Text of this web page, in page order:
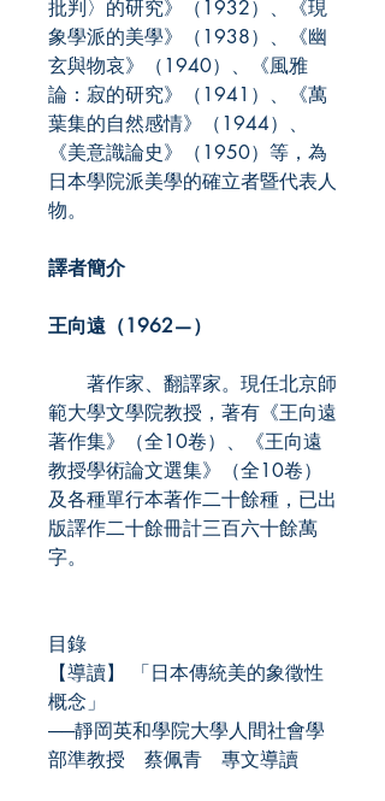
批判〉的研究》（1932）、《現
象學派的美學》（1938）、《幽
玄與物哀》（1940）、《風雅
論：寂的研究》（1941）、《萬
葉集的自然感情》（1944）、
《美意識論史》（1950）等，為
日本學院派美學的確立者暨代表人
物。
譯者簡介
王向遠（1962—）
著作家、翻譯家。現任北京師
範大學文學院教授，著有《王向遠
著作集》（全10卷）、《王向遠
教授學術論文選集》（全10卷）
及各種單行本著作二十餘種，已出
版譯作二十餘冊計三百六十餘萬
字。
目錄
【導讀】 「日本傳統美的象徵性
概念」
──靜岡英和學院大學人間社會學
部準教授 蔡佩青 專文導讀